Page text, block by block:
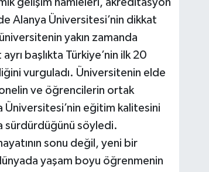
gelişim hamleleri, akreditasyon
Alanya Üniversitesi’nin dikkat
yakın zamanda
başlıkta Türkiye’nin ilk 20
vurguladı. Üniversitenin elde
ve öğrencilerin ortak
Üniversitesi’nin eğitim kalitesini
sürdürdüğünü söyledi.
sonu değil, yeni bir
yaşam boyu öğrenmenin